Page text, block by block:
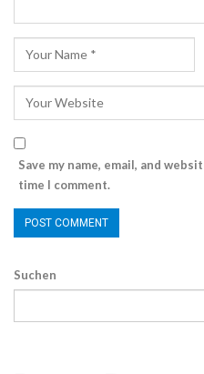
Save my name, email, and
time I comment.
Suchen